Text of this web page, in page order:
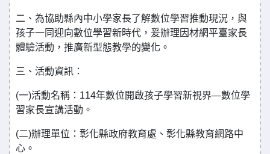
二、為協助縣內中小學家長了解數位學習推動現況，與
孩子一同迎向數位學習新時代，爰辦理因材網平臺家長
體驗活動，推廣新型態教學的變化。
三、活動資訊：
(一)活動名稱：114年數位開啟孩子學習新視界—數位學
習家長宣講活動。
(二)辦理單位：彰化縣政府教育處、彰化縣教育網路中
心。